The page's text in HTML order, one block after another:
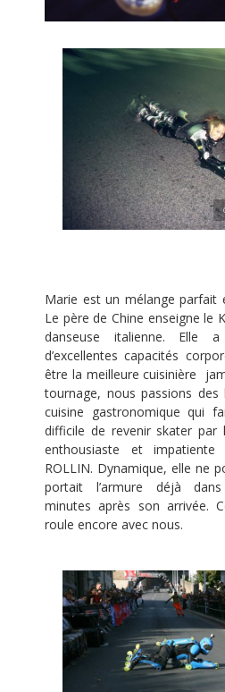
Marie est un mélange parfait
Le père de Chine enseigne le
danseuse italienne. Elle
d’excellentes capacités
être la meilleure cuisinière
tournage, nous passions des
cuisine gastronomique qui
difficile de revenir skater par
enthousiaste et impatiente
ROLLIN. Dynamique, elle ne
portait l’armure déjà dans
minutes après son arrivée.
roule encore avec nous.